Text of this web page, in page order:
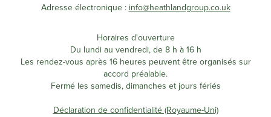
Adresse électronique : info@heathlandgroup.co.uk
Horaires d'ouverture
Du lundi au vendredi, de 8 h à 16 h
Les rendez-vous après 16 heures peuvent être organisés sur
accord préalable.
Fermé les samedis, dimanches et jours fériés
Déclaration de confidentialité (Royaume-Uni)